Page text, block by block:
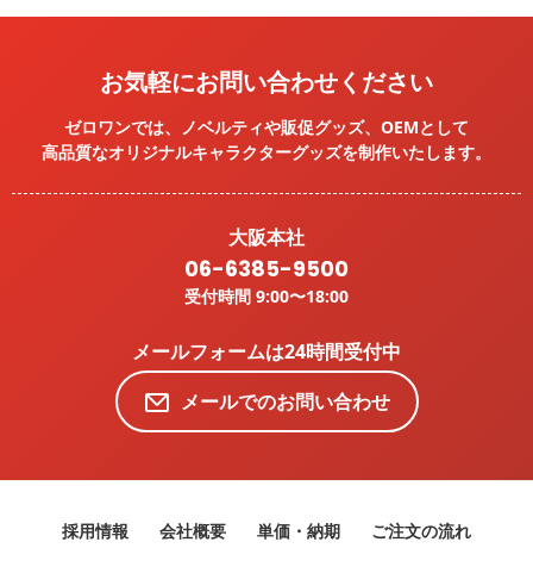
お気軽にお問い合わせください
ゼロワンでは、ノベルティや販促グッズ、OEMとして
高品質なオリジナルキャラクターグッズを制作いたします。
大阪本社
06-6385-9500
受付時間 9:00〜18:00
メールフォームは24時間受付中
メールでのお問い合わせ
採用情報 会社概要 単価・納期 ご注文の流れ